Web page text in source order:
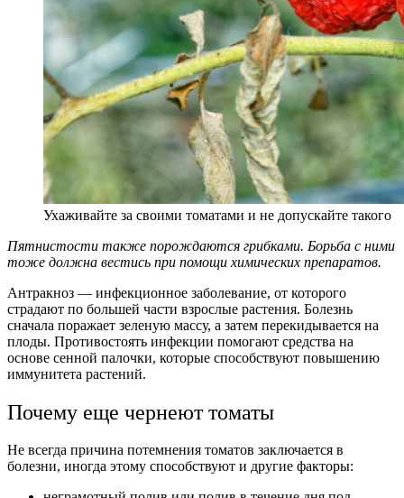
Ухаживайте за своими томатами и не допускайте такого
Пятнистости также порождаются грибками. Борьба с ними
тоже должна вестись при помощи химических препаратов.
Антракноз — инфекционное заболевание, от которого
страдают по большей части взрослые растения. Болезнь
сначала поражает зеленую массу, а затем перекидывается на
плоды. Противостоять инфекции помогают средства на
основе сенной палочки, которые способствуют повышению
иммунитета растений.
Почему еще чернеют томаты
Не всегда причина потемнения томатов заключается в
болезни, иногда этому способствуют и другие факторы: